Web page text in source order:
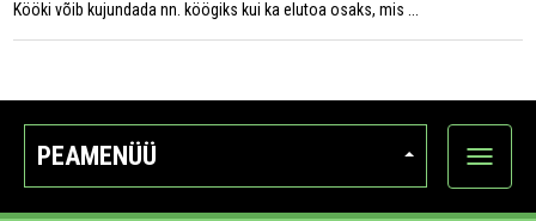
Kööki võib kujundada nn. köögiks kui ka elutoa osaks, mis ...
PEAMENÜÜ
Ava